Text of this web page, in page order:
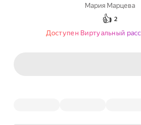
Мария Марцева
👍 2
Доступен Виртуальный